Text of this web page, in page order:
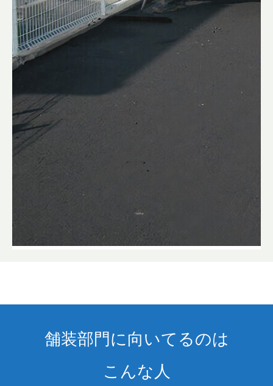
舗装部門に向いてるのは
こんな人